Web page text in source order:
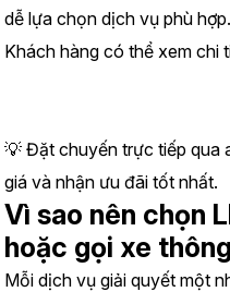
dễ lựa chọn dịch vụ phù hợp.
Khách hàng có thể xem chi
💡 Đặt chuyến trực tiếp qua
giá và nhận ưu đãi tốt nhất.
Vì sao nên chọn
hoặc gọi xe
Mỗi dịch vụ giải quyết một